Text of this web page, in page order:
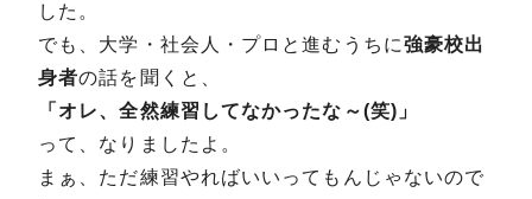
した。
でも、大学・社会人・プロと進むうちに強豪校出
身者の話を聞くと、
「オレ、全然練習してなかったな～(笑)」
って、なりましたよ。
まぁ、ただ練習やればいいってもんじゃないので